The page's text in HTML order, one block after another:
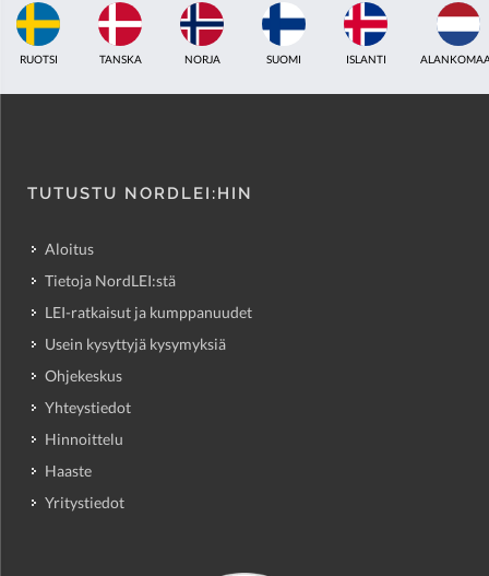
ISLANTI ALANKOMAAT YHDISTYNYT KUNINGASKUNTA
TUTUSTU NORDLEI:HIN
Aloitus
Tietoja NordLEI:stä
LEI-ratkaisut ja kumppanuudet
Usein kysyttyjä kysymyksiä
Ohjekeskus
Yhteystiedot
Hinnoittelu
Haaste
Yritystiedot